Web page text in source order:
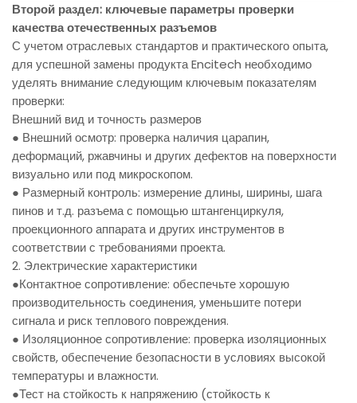
Второй раздел: ключевые параметры проверки
качества отечественных разъемов
С учетом отраслевых стандартов и практического опыта,
для успешной замены продукта Encitech необходимо
уделять внимание следующим ключевым показателям
проверки:
Внешний вид и точность размеров
● Внешний осмотр: проверка наличия царапин,
деформаций, ржавчины и других дефектов на поверхности
визуально или под микроскопом.
● Размерный контроль: измерение длины, ширины, шага
пинов и т.д. разъема с помощью штангенциркуля,
проекционного аппарата и других инструментов в
соответствии с требованиями проекта.
2. Электрические характеристики
●Контактное сопротивление: обеспечьте хорошую
производительность соединения, уменьшите потери
сигнала и риск теплового повреждения.
● Изоляционное сопротивление: проверка изоляционных
свойств, обеспечение безопасности в условиях высокой
температуры и влажности.
●Тест на стойкость к напряжению (стойкость к